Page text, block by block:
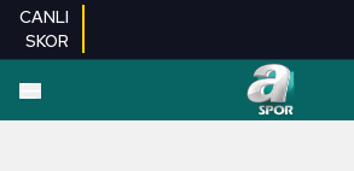
CANLI
SKOR